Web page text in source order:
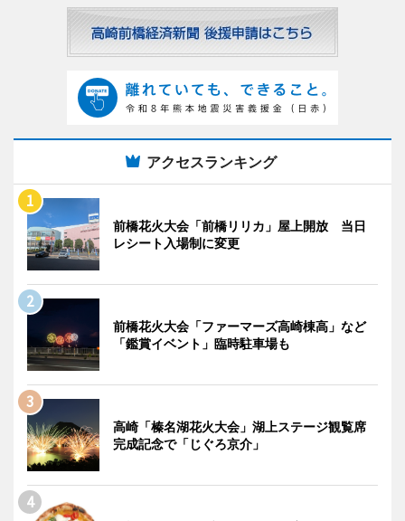
アクセスランキング
前橋花火大会「前橋リリカ」屋上開放 当日
レシート入場制に変更
前橋花火大会「ファーマーズ高崎棟高」など
「鑑賞イベント」臨時駐車場も
高崎「榛名湖花火大会」湖上ステージ観覧席
完成記念で「じぐろ京介」